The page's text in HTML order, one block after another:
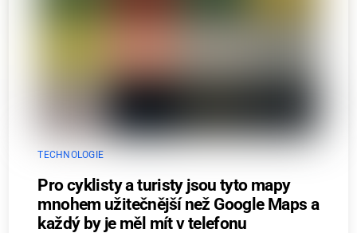
TECHNOLOGIE
Pro cyklisty a turisty jsou tyto mapy
mnohem užitečnější než Google Maps a
každý by je měl mít v telefonu